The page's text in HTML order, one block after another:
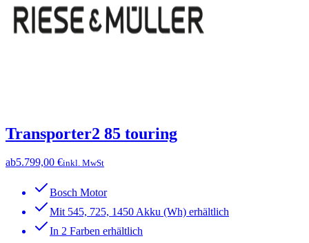
Transporter2 85 touring
ab5.799,00 €inkl. MwSt
Bosch Motor
Mit 545, 725, 1450 Akku (Wh) erhältlich
In 2 Farben erhältlich